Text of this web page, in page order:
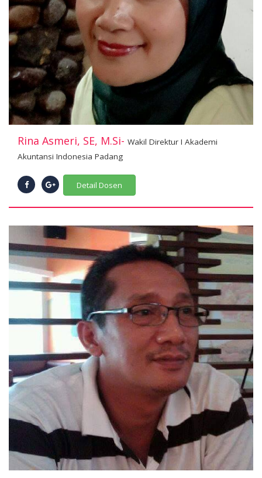
Rina Asmeri, SE, M.Si- Wakil Direktur I Akademi
Akuntansi Indonesia Padang
Detail Dosen